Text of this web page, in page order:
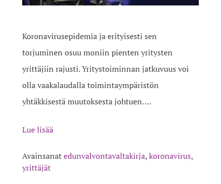
Koronavirusepidemia ja erityisesti sen
torjuminen osuu moniin pienten yritysten
yrittäjiin rajusti. Yritystoiminnan jatkuvuus voi
olla vaakalaudalla toimintaympäristön
yhtäkkisestä muutoksesta johtuen….
Lue lisää
Avainsanatedunvalvontavaltakirja,koronavirus,
yrittäjät